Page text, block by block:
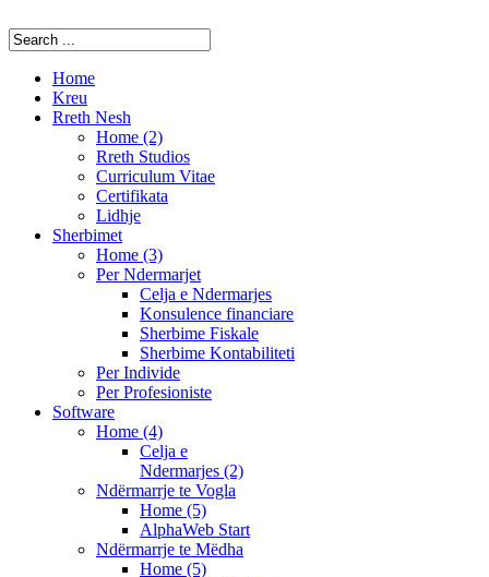
Home
Kreu
Rreth Nesh
Home (2)
Rreth Studios
Curriculum Vitae
Certifikata
Lidhje
Sherbimet
Home (3)
Per Ndermarjet
Celja e Ndermarjes
Konsulence financiare
Sherbime Fiskale
Sherbime Kontabiliteti
Per Individe
Per Profesioniste
Software
Home (4)
Celja e
Ndermarjes (2)
Ndërmarrje te Vogla
Home (5)
AlphaWeb Start
Ndërmarrje te Mëdha
Home (5)